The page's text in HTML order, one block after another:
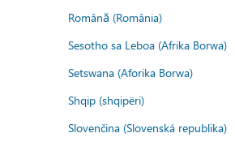
Română (România)
Sesotho sa Leboa (Afrika Borwa)
Setswana (Aforika Borwa)
Shqip (shqipëri)
Slovenčina (Slovenská republika)